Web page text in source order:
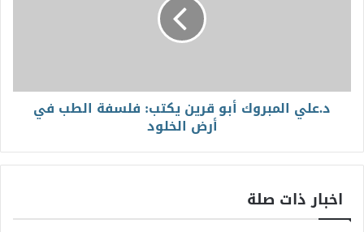
د.علي المبروك أبو قرين يكتب: فلسفة الطب في
أرض الخلود
اخبار ذات صلة